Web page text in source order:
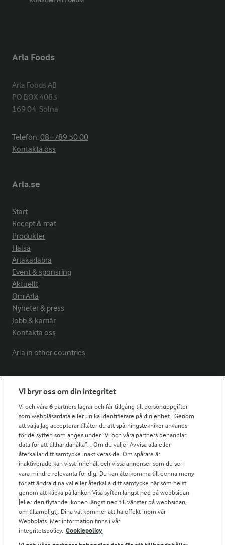
Arla Foods
Arla Foods AB
PO BOX 4083
169 04  Solna
Telefon:08−789 50 00
Kontakta oss
Arla.se
Start
Recept & mat
Produkter
Hälsa
Arlakadabra
Event & sponsring
Aktuellt
Om Arla
Nyheter & press
Jobb & karriär
Kontakta oss
Arla in other countries
Fler Arlasajter
För ägare
Arlas kundportal
Arla.com
Falbygdens Ost
Arla webbshop
Bildbank
Följ oss
Vi bryr oss om din integritet
Vi och våra6 partners lagrar och får tillgång till personuppgifter
som webbläsardata eller unika identifierare på din enhet . Genom
att välja Jag accepterar tillåter du att spårningstekniker används
för de syften som anges under ”Vi och våra partners behandlar
data för att tillhandahålla”. . Om du väljer Avvisa alla eller
återkallar ditt samtycke inaktiveras de. Om spårare är
inaktiverade kan visst innehåll och vissa annonser som du ser
vara mindre relevanta för dig. Du kan återkomma till denna meny
för att ändra dina val eller återkalla ditt samtycke när som helst
genom att klicka på länken Visa syften längst ned på webbsidan
[eller den flytande ikonen längst ned till vänster på webbsidan,
om tillämpligt]. Dina val kommer att ha effekt inom vår
Webbplats. Mer information finns i vår
integritetspolicy. Cookiepolicy